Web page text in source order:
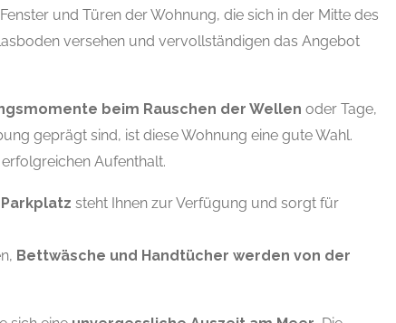
und Türen der Wohnung, die sich in der Mitte des
versehen und vervollständigen das Angebot
beim Rauschen der Wellen oder Tage,
geprägt sind, ist diese Wohnung eine gute Wahl.
Aufenthalt.
steht Ihnen zur Verfügung und sorgt für
Bettwäsche und Handtücher werden von der